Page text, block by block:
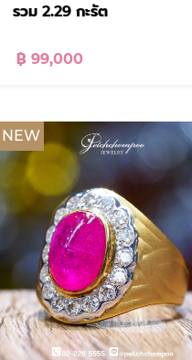
รวม 2.29 กะรัต
฿ 99,000
NEW